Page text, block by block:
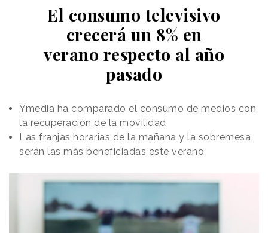
El consumo televisivo
crecerá un 8% en
verano respecto al año
pasado
Ymedia ha comparado el consumo de medios con
la recuperación de la movilidad
Las franjas horarias de la mañana y la sobremesa
serán las más beneficiadas este verano